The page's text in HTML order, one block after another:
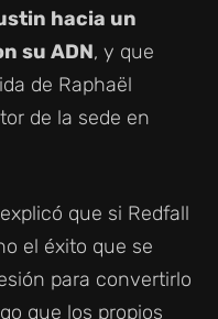
hacia un
su ADN, y que
de Raphaël
de la sede en
que si Redfall
el éxito que se
para convertirlo
que los propios